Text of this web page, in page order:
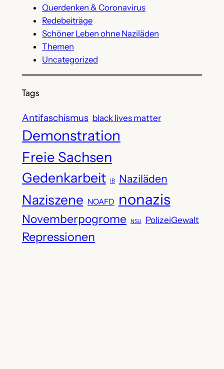
Querdenken & Coronavirus
Redebeiträge
Schöner Leben ohne Naziläden
Themen
Uncategorized
Tags
Antifaschismus black lives matter
Demonstration
Freie Sachsen
Gedenkarbeit IB Naziläden
Naziszene NOAFD nonazis
Novemberpogrome NSU PolizeiGewalt
Repressionen